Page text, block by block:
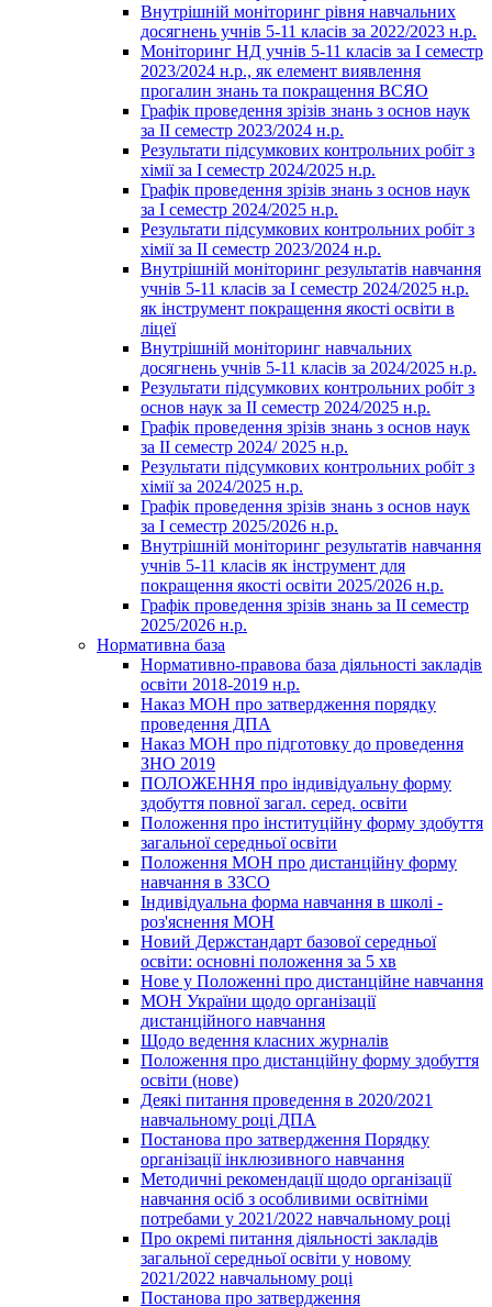
Внутрішній моніторинг рівня навчальних
досягнень учнів 5-11 класів за 2022/2023 н.р.
Моніторинг НД учнів 5-11 класів за І семестр
2023/2024 н.р., як елемент виявлення
прогалин знань та покращення ВСЯО
Графік проведення зрізів знань з основ наук
за ІІ семестр 2023/2024 н.р.
Результати підсумкових контрольних робіт з
хімії за І семестр 2024/2025 н.р.
Графік проведення зрізів знань з основ наук
за І семестр 2024/2025 н.р.
Результати підсумкових контрольних робіт з
хімії за ІІ семестр 2023/2024 н.р.
Внутрішній моніторинг результатів навчання
учнів 5-11 класів за І семестр 2024/2025 н.р.
як інструмент покращення якості освіти в
ліцеї
Внутрішній моніторинг навчальних
досягнень учнів 5-11 класів за 2024/2025 н.р.
Результати підсумкових контрольних робіт з
основ наук за ІІ семестр 2024/2025 н.р.
Графік проведення зрізів знань з основ наук
за ІІ семестр 2024/ 2025 н.р.
Результати підсумкових контрольних робіт з
хімії за 2024/2025 н.р.
Графік проведення зрізів знань з основ наук
за І семестр 2025/2026 н.р.
Внутрішній моніторинг результатів навчання
учнів 5-11 класів як інструмент для
покращення якості освіти 2025/2026 н.р.
Графік проведення зрізів знань за ІІ семестр
2025/2026 н.р.
Нормативна база
Нормативно-правова база діяльності закладів
освіти 2018-2019 н.р.
Наказ МОН про затвердження порядку
проведення ДПА
Наказ МОН про підготовку до проведення
ЗНО 2019
ПОЛОЖЕННЯ про індивідуальну форму
здобуття повної загал. серед. освіти
Положення про інституційну форму здобуття
загальної середньої освіти
Положення МОН про дистанційну форму
навчання в ЗЗСО
Індивідуальна форма навчання в школі -
роз'яснення МОН
Новий Держстандарт базової середньої
освіти: основні положення за 5 хв
Нове у Положенні про дистанційне навчання
МОН України щодо організації
дистанційного навчання
Щодо ведення класних журналів
Положення про дистанційну форму здобуття
освіти (нове)
Деякі питання проведення в 2020/2021
навчальному році ДПА
Постанова про затвердження Порядку
організації інклюзивного навчання
Методичні рекомендації щодо організації
навчання осіб з особливими освітніми
потребами у 2021/2022 навчальному році
Про окремі питання діяльності закладів
загальної середньої освіти у новому
2021/2022 навчальному році
Постанова про затвердження